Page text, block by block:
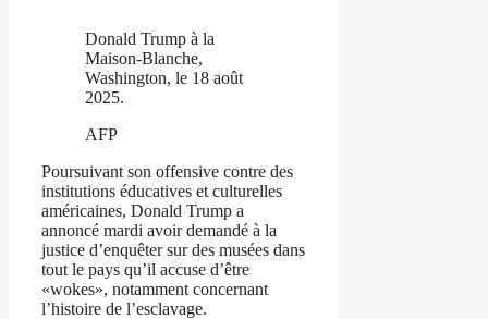
Donald Trump à la
Maison-Blanche,
Washington, le 18 août
2025.
AFP
Poursuivant son offensive contre des
institutions éducatives et culturelles
américaines, Donald Trump a
annoncé mardi avoir demandé à la
justice d’enquêter sur des musées dans
tout le pays qu’il accuse d’être
«wokes», notamment concernant
l’histoire de l’esclavage.